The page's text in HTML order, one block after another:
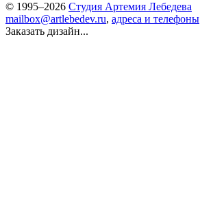
© 1995–2026 Студия Артемия Лебедева
mailbox@artlebedev.ru, адреса и телефоны
Заказать дизайн...